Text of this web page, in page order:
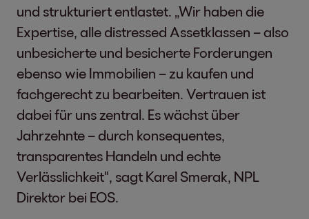
und strukturiert entlastet. „Wir haben die
Expertise, alle distressed Assetklassen – also
unbesicherte und besicherte Forderungen
ebenso wie Immobilien – zu kaufen und
fachgerecht zu bearbeiten. Vertrauen ist
dabei für uns zentral. Es wächst über
Jahrzehnte – durch konsequentes,
transparentes Handeln und echte
Verlässlichkeit", sagt Karel Smerak, NPL
Direktor bei EOS.